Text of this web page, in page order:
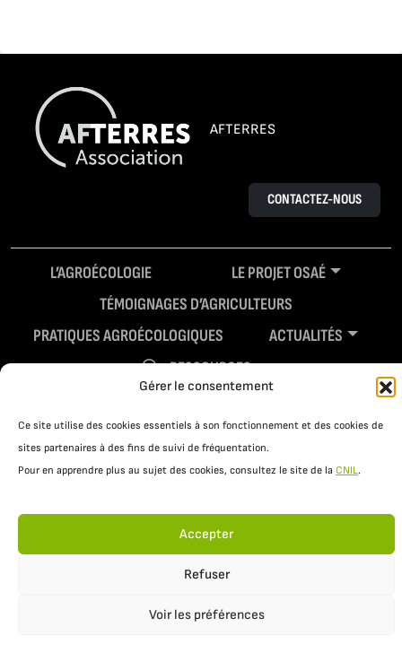
Gérer le consentement
Ce site utilise des cookies essentiels à son fonctionnement et des cookies de
sites partenaires à des fins de suivi de fréquentation.
Pour en apprendre plus au sujet des cookies, consultez le site de la CNIL.
Accepter
Refuser
Voir les préférences
AFTERRES
CONTACTEZ-NOUS
L’AGROÉCOLOGIE
LE PROJET OSAÉ
TÉMOIGNAGES D’AGRICULTEURS
PRATIQUES AGROÉCOLOGIQUES
ACTUALITÉS
RESSOURCES
Mentions légales Politique de confidentialité